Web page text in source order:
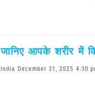
जानिए आपके शरीर में
India December 31, 2025 4:30